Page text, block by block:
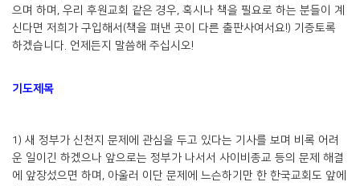
으며 하며, 우리 후원교회 같은 경우, 혹시나 책을 필요로 하는 분들이 계
신다면 저희가 구입해서(책을 펴낸 곳이 다른 출판사여서요!) 기증토록
하겠습니다. 언제든지 말씀해 주십시오!
기도제목
1) 새 정부가 신천지 문제에 관심을 두고 있다는 기사를 보며 비록 어려
운 일이긴 하겠으나 앞으로는 정부가 나서서 사이비종교 등의 문제 해결
에 앞장섰으면 하며, 아울러 이단 문제에 느슨하기만 한 한국교회도 앞에